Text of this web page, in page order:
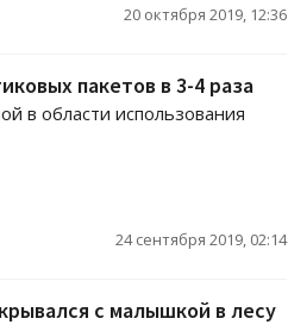
20 октября 2019, 12:36
пакетов в 3-4 раза
в области использования
24 сентября 2019, 02:14
с малышкой в лесу